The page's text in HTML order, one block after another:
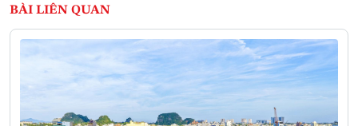
BÀI LIÊN QUAN